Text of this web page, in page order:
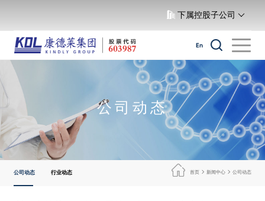
下属控股子公司
En
公司动态
公司动态 行业动态 首页 新闻中心 公司动态